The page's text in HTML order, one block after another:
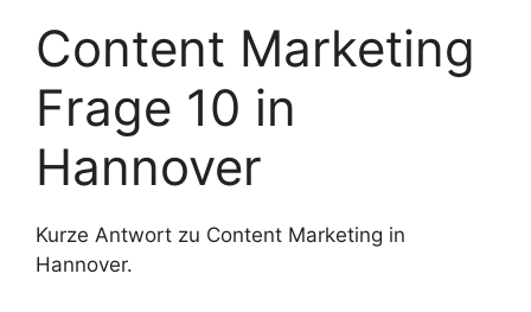
Content Marketing
Frage 10 in
Hannover
Kurze Antwort zu Content Marketing in
Hannover.